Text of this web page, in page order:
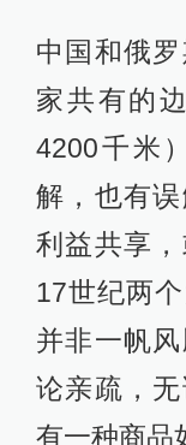
中国和俄
家共有的
4200千米
解，也有
利益共享，
17世纪两
并非一帆
论亲疏，
有一种商品